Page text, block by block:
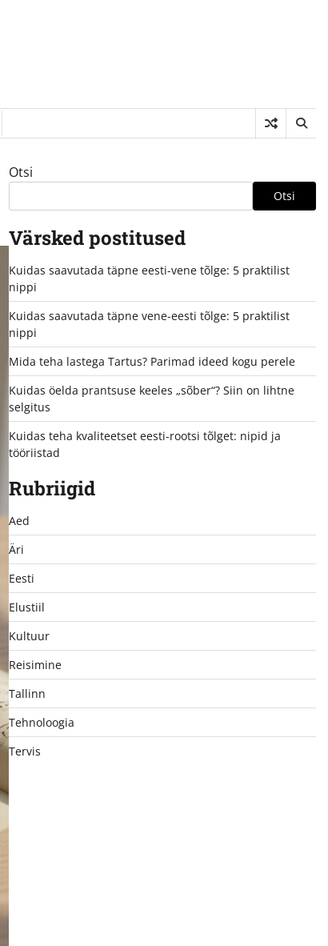
Otsi
Otsi
Värsked postitused
Kuidas saavutada täpne eesti-vene tõlge: 5 praktilist
nippi
Kuidas saavutada täpne vene-eesti tõlge: 5 praktilist
nippi
Mida teha lastega Tartus? Parimad ideed kogu perele
Kuidas öelda prantsuse keeles „sõber“? Siin on lihtne
selgitus
Kuidas teha kvaliteetset eesti-rootsi tõlget: nipid ja
tööriistad
Rubriigid
Aed
Äri
Eesti
Elustiil
Kultuur
Reisimine
Tallinn
Tehnoloogia
Tervis